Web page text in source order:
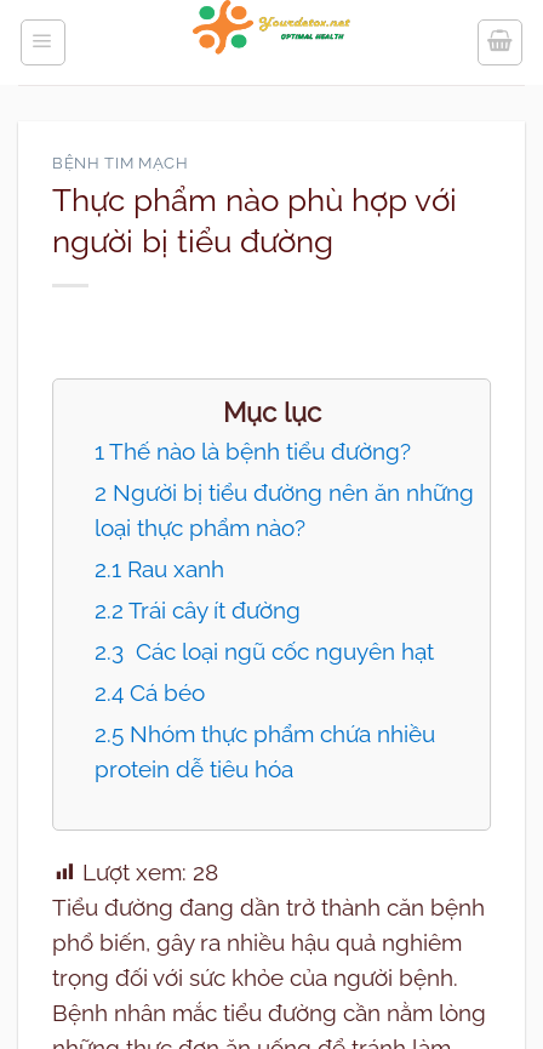
Bỏ
qua
nội
BỆNH TIM MẠCH
Thực phẩm nào phù hợp với
người bị tiểu đường
Mục lục
1 Thế nào là bệnh tiểu đường?
2 Người bị tiểu đường nên ăn những
loại thực phẩm nào?
2.1 Rau xanh
2.2 Trái cây ít đường
2.3 Các loại ngũ cốc nguyên hạt
2.4 Cá béo
2.5 Nhóm thực phẩm chứa nhiều
protein dễ tiêu hóa
Lượt xem: 28
Tiểu đường đang dần trở thành căn bệnh
phổ biến, gây ra nhiều hậu quả nghiêm
trọng đối với sức khỏe của người bệnh.
Bệnh nhân mắc tiểu đường cần nằm lòng